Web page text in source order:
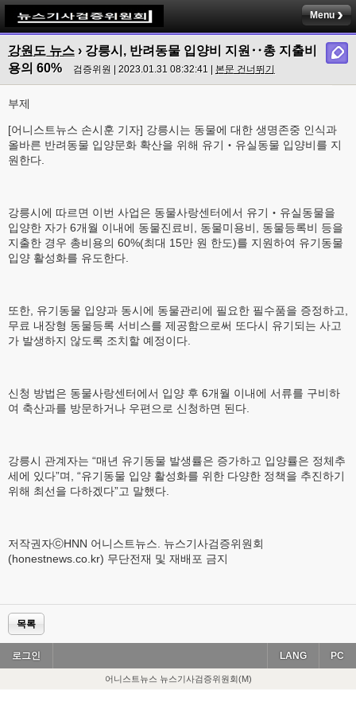
Menu
강원도 뉴스 › 강릉시, 반려동물 입양비 지원‥총 지출비
용의 60%
검증위원 | 2023.01.31 08:32:41 | 본문 건너뛰기
부제
[어니스트뉴스 손시훈 기자] 강릉시는 동물에 대한 생명존중 인식과
올바른 반려동물 입양문화 확산을 위해 유기‧유실동물 입양비를 지
원한다.
강릉시에 따르면 이번 사업은 동물사랑센터에서 유기‧유실동물을
입양한 자가 6개월 이내에 동물진료비, 동물미용비, 동물등록비 등을
지출한 경우 총비용의 60%(최대 15만 원 한도)를 지원하여 유기동물
입양 활성화를 유도한다.
또한, 유기동물 입양과 동시에 동물관리에 필요한 필수품을 증정하고,
무료 내장형 동물등록 서비스를 제공함으로써 또다시 유기되는 사고
가 발생하지 않도록 조치할 예정이다.
신청 방법은 동물사랑센터에서 입양 후 6개월 이내에 서류를 구비하
여 축산과를 방문하거나 우편으로 신청하면 된다.
강릉시 관계자는 “매년 유기동물 발생률은 증가하고 입양률은 정체추
세에 있다”며, “유기동물 입양 활성화를 위한 다양한 정책을 추진하기
위해 최선을 다하겠다”고 말했다.
저작권자ⓒHNN 어니스트뉴스. 뉴스기사검증위원회
(honestnews.co.kr) 무단전재 및 재배포 금지
목록
로그인 PC
LANG
어니스트뉴스 뉴스기사검증위원회(M)